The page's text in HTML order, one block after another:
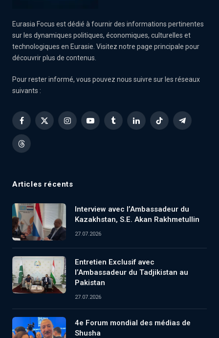
Eurasia Focus est dédié à fournir des informations pertinentes
sur les dynamiques politiques, économiques, culturelles et
technologiques en Eurasie. Visitez notre page principale pour
découvrir plus de contenus.
Pour rester informé, vous pouvez nous suivre sur les réseaux
suivants :
Facebook
X
InstagramYouTubeTumblrLinkedInTikTok Telegram
Threads
Articles récents
Interview avec l’Ambassadeur du
Kazakhstan, S.E. Akan Rakhmetullin
27.07.2026
Entretien Exclusif avec
l’Ambassadeur du Tadjikistan au
Pakistan
27.07.2026
4e Forum mondial des médias de
Shusha